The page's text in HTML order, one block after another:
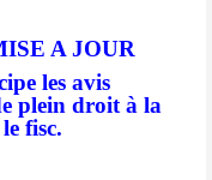
A JOUR
les avis
plein droit à la
fisc.